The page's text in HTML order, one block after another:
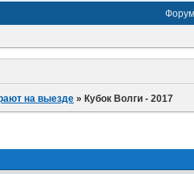
Форум
на выезде »Кубок Волги - 2017